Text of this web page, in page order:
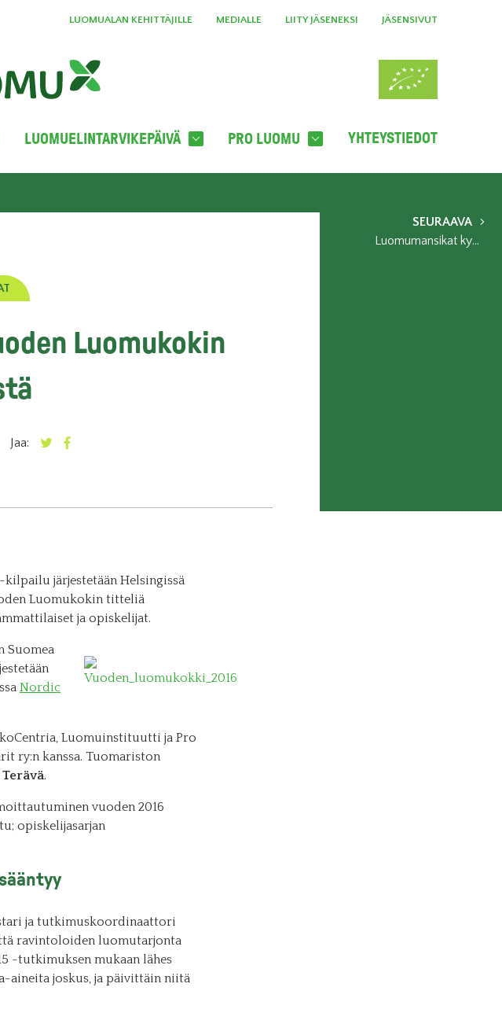
LUOMUALAN KEHITTÄJILLE MEDIALLE LIITY JÄSENEKSI JÄSENSIVUT
LUOMUELINTARVIKEPÄIVÄ PRO LUOMU YHTEYSTIEDOT
SEURAAVA
Luomumansikat kypsyvät kesäkuussa
Luomukokin
Jaa:
järjestetään Helsingissä
Luomukokin titteliä
ja opiskelijat.
Suomea
Nordic
Luomuinstituutti ja Pro
ry:n kanssa. Tuomariston
Terävä.
vuoden 2016
opiskelijasarjan
ja tutkimuskoordinaattori
ravintoloiden luomutarjonta
-tutkimuksen mukaan lähes
joskus, ja päivittäin niitä